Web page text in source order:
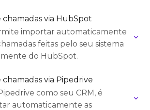
via HubSpot
importar automaticamente
feitas pelo seu sistema
do HubSpot.
via Pipedrive
como seu CRM, é
automaticamente as